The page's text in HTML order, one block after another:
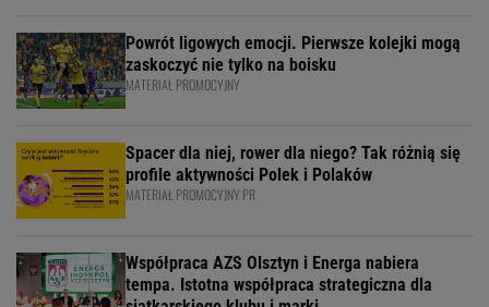
Powrót ligowych emocji. Pierwsze kolejki mogą
zaskoczyć nie tylko na boisku
MATERIAŁ PROMOCYJNY
Spacer dla niej, rower dla niego? Tak różnią się
profile aktywności Polek i Polaków
MATERIAŁ PROMOCYJNY PR
Współpraca AZS Olsztyn i Energa nabiera
tempa. Istotna współpraca strategiczna dla